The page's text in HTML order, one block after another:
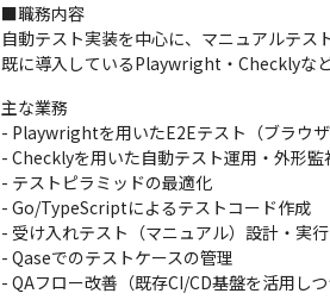
■職務内容
自動テスト実装を中心に、マニュアルテ
既に導入しているPlaywright・Checklyな
主な業務
- Playwrightを用いたE2Eテスト（ブラウ
- Checklyを用いた自動テスト運用・外形監
- テストピラミッドの最適化
- Go/TypeScriptによるテストコード作成
- 受け入れテスト（マニュアル）設計・実行
- Qaseでのテストケースの管理
- QAフロー改善（既存CI/CD基盤を活用し